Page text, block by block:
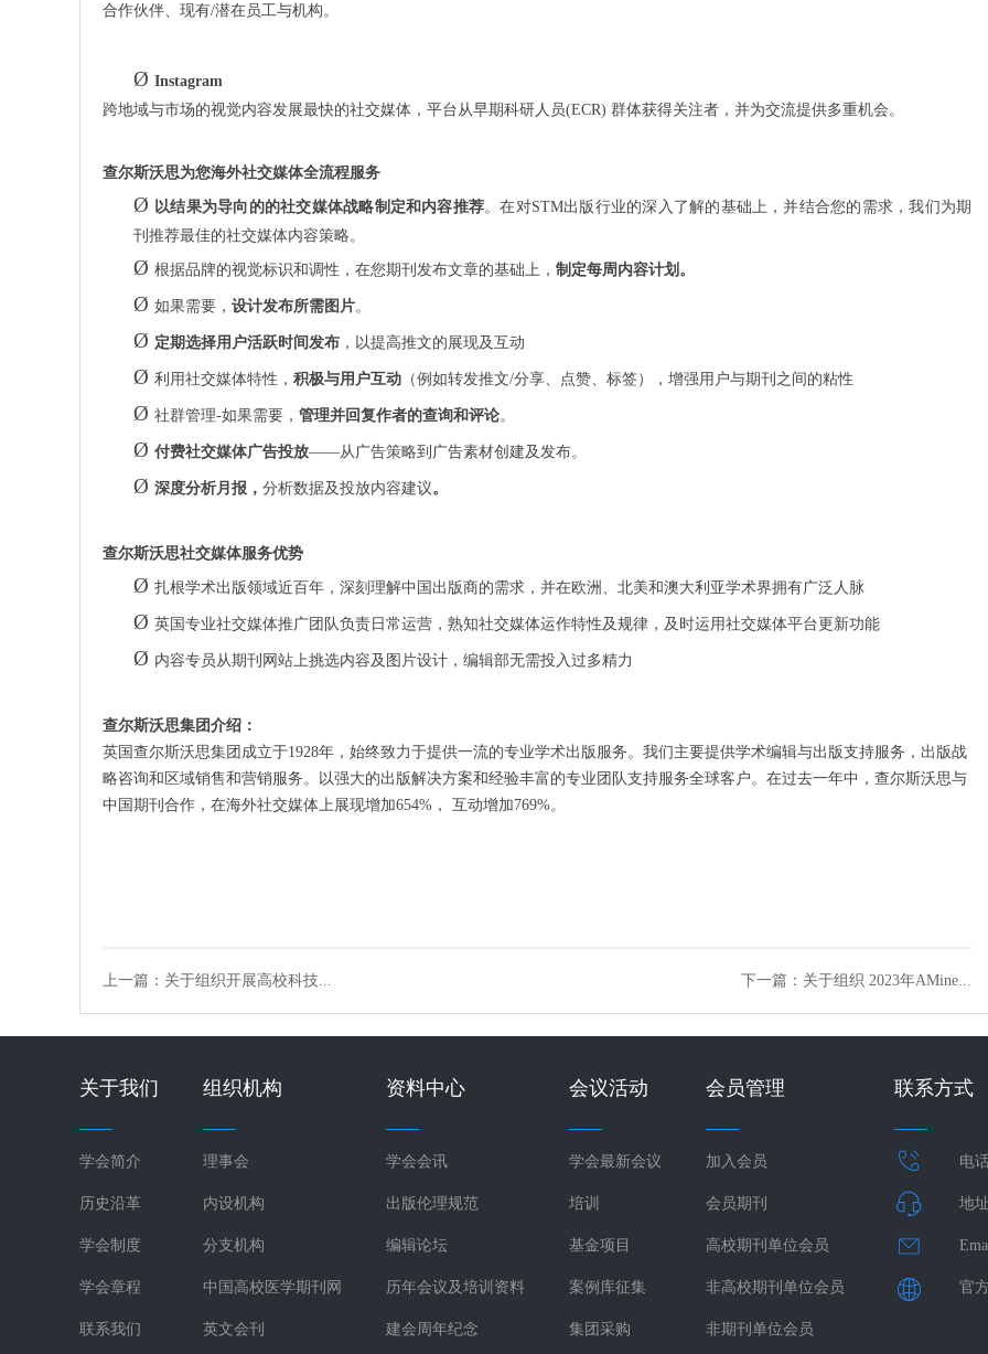
合作伙伴、现有/潜在员工与机构。
Ø Instagram
跨地域与市场的视觉内容发展最快的社交媒体，平台从早期科研人员(ECR) 群体获得关注者，并为交流提供多重机会。
查尔斯沃思为您海外社交媒体全流程服务
Ø 以结果为导向的的社交媒体战略制定和内容推荐。在对STM出版行业的深入了解的基础上，并结合您的需求，我们为期
刊推荐最佳的社交媒体内容策略。
Ø 根据品牌的视觉标识和调性，在您期刊发布文章的基础上， 制定每周内容计划。
Ø 如果需要， 设计发布所需图片。
Ø 定期选择用户活跃时间发布 ，以提高推文的展现及互动
Ø 利用社交媒体特性， 积极与用户互动 （例如转发推文/分享、点赞、标签），增强用户与期刊之间的粘性
Ø 社群管理-如果需要， 管理并回复作者的查询和评论。
Ø 付费社交媒体广告投放——从广告策略到广告素材创建及发布。
Ø 深度分析月报， 分析数据及投放内容建议。
查尔斯沃思社交媒体服务优势
Ø 扎根学术出版领域近百年，深刻理解中国出版商的需求，并在欧洲、北美和澳大利亚学术界拥有广泛人脉
Ø 英国专业社交媒体推广团队负责日常运营，熟知社交媒体运作特性及规律，及时运用社交媒体平台更新功能
Ø 内容专员从期刊网站上挑选内容及图片设计，编辑部无需投入过多精力
查尔斯沃思集团介绍：
英国查尔斯沃思集团成立于1928年，始终致力于提供一流的专业学术出版服务。我们主要提供学术编辑与出版支持服务，出版战
略咨询和区域销售和营销服务。以强大的出版解决方案和经验丰富的专业团队支持服务全球客户。在过去一年中，查尔斯沃思与
中国期刊合作，在海外社交媒体上展现增加654%， 互动增加769%。
上一篇：关于组织开展高校科技... 下一篇：关于组织 2023年AMine...
关于我们
学会简介
历史沿革
学会制度
学会章程
联系我们
组织机构
理事会
内设机构
分支机构
中国高校医学期刊网
英文会刊
资料中心
学会会讯
出版伦理规范
编辑论坛
历年会议及培训资料
建会周年纪念
会议活动
学会最新会议
培训
基金项目
案例库征集
集团采购
会员管理
加入会员
会员期刊
高校期刊单位会员
非高校期刊单位会员
非期刊单位会员
联系方式
电
地
官